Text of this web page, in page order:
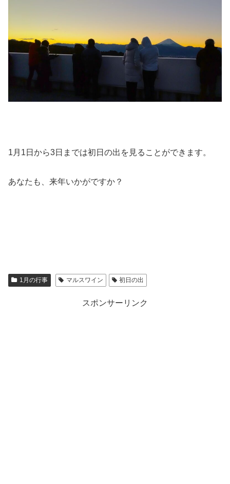
1月1日から3日までは初日の出を見ることができます。
あなたも、来年いかがですか？
1月の行事 マルスワイン 初日の出
スポンサーリンク